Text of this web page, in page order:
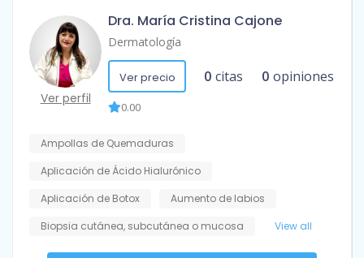
Ver perfil
Dra. María Cristina Cajone
Dermatología
Ver precio 0 citas 0 opiniones
0.00
Ampollas de Quemaduras
Aplicación de Ácido Hialurónico
Aplicación de Botox
Aumento de labios
Biopsia cutánea, subcutánea o mucosa
View all